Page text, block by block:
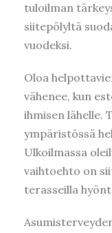
tuloilman
siitepölyltä
vuodeksi.
Oloa
vähenee, kun
ihmisen lähelle.
ympäristössä
Ulkoilmassa
vaihtoehto on
terasseilla